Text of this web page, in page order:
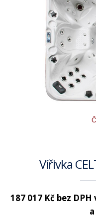
Vířivka
187 017 Kč bez DPH